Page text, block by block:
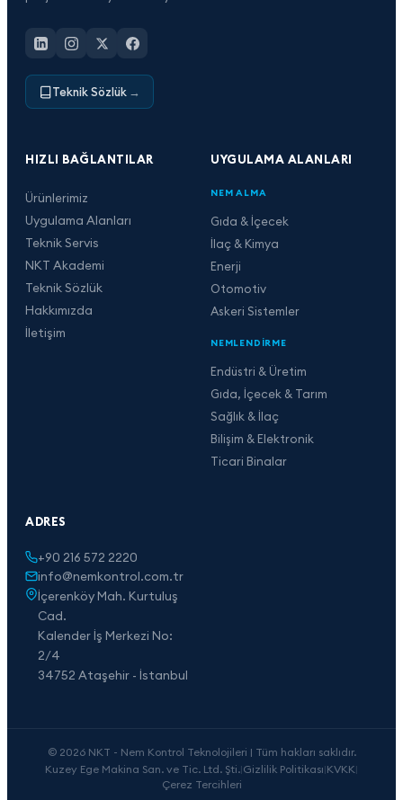
Teknik Sözlük →
HIZLI BAĞLANTILAR
Ürünlerimiz
Uygulama Alanları
Teknik Servis
NKT Akademi
Teknik Sözlük
Hakkımızda
İletişim
UYGULAMA ALANLARI
NEM ALMA
Gıda & İçecek
İlaç & Kimya
Enerji
Otomotiv
Askeri Sistemler
NEMLENDIRME
Endüstri & Üretim
Gıda, İçecek & Tarım
Sağlık & İlaç
Bilişim & Elektronik
Ticari Binalar
ADRES
+90 216 572 2220
info@nemkontrol.com.tr
İçerenköy Mah. Kurtuluş
Cad.
Kalender İş Merkezi No:
2/4
34752 Ataşehir - İstanbul
© 2026 NKT - Nem Kontrol Teknolojileri | Tüm hakları saklıdır.
Kuzey Ege Makina San. ve Tic. Ltd. Şti.|Gizlilik Politikası|KVKK|
Çerez Tercihleri